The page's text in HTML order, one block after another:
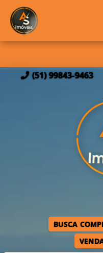
(51) 99843-9463
BUSCA